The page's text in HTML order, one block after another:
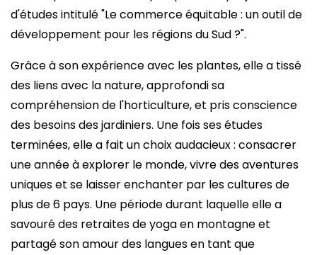
d'études intitulé "Le commerce équitable : un outil de
développement pour les régions du Sud ?".
Grâce à son expérience avec les plantes, elle a tissé
des liens avec la nature, approfondi sa
compréhension de l'horticulture, et pris conscience
des besoins des jardiniers. Une fois ses études
terminées, elle a fait un choix audacieux : consacrer
une année à explorer le monde, vivre des aventures
uniques et se laisser enchanter par les cultures de
plus de 6 pays. Une période durant laquelle elle a
savouré des retraites de yoga en montagne et
partagé son amour des langues en tant que